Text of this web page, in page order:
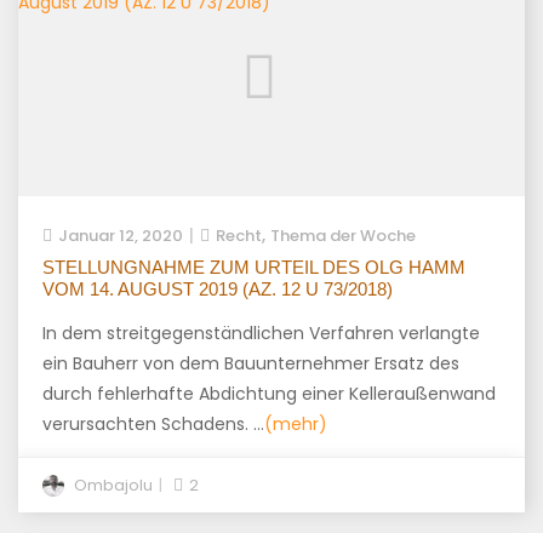
Januar 12, 2020 Recht, Thema der Woche
STELLUNGNAHME ZUM URTEIL DES OLG HAMM
VOM 14. AUGUST 2019 (AZ. 12 U 73/2018)
In dem streitgegenständlichen Verfahren verlangte
ein Bauherr von dem Bauunternehmer Ersatz des
durch fehlerhafte Abdichtung einer Kelleraußenwand
verursachten Schadens. …(mehr)
Ombajolu 2